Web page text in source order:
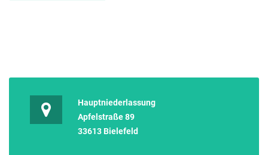
Hauptniederlassung
Apfelstraße 89
33613 Bielefeld